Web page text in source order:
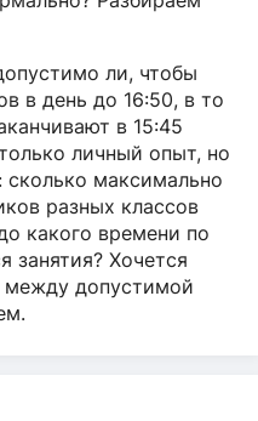
ли, чтобы
в день до 16:50, в то
в 15:45
личный опыт, но
максимально
разных классов
какого времени по
занятия? Хочется
между допустимой